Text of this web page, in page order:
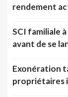
rendement
SCI familiale
avant de se
Exonération
propriétaires